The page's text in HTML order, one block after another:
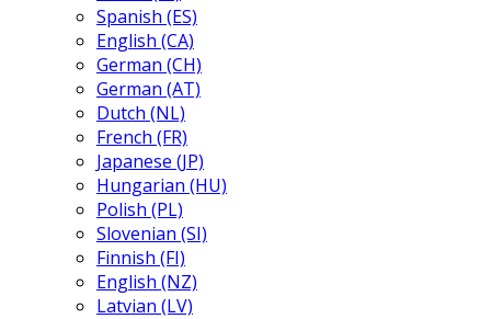
Spanish (ES)
English (CA)
German (CH)
German (AT)
Dutch (NL)
French (FR)
Japanese (JP)
Hungarian (HU)
Polish (PL)
Slovenian (SI)
Finnish (FI)
English (NZ)
Latvian (LV)